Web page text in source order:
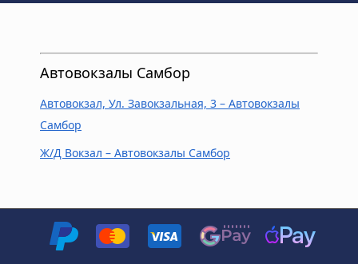
Автовокзалы Самбор
Автовокзал, Ул. Завокзальная, 3 – Автовокзалы
Самбор
Ж/Д Вокзал – Автовокзалы Самбор